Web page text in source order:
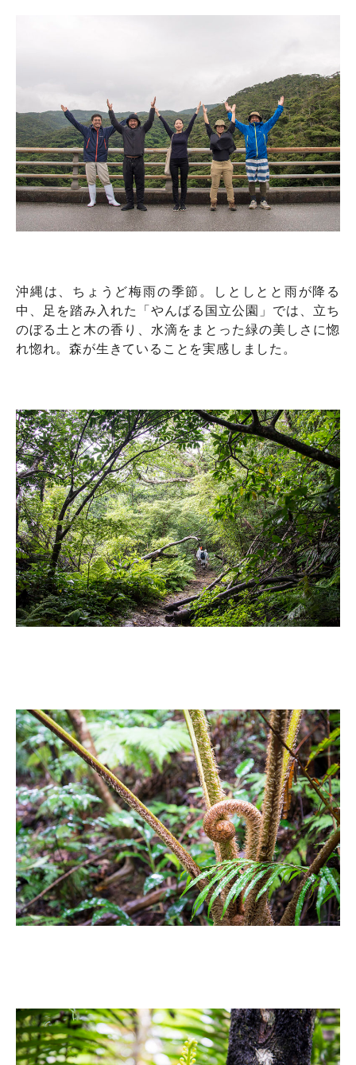
沖縄は、ちょうど梅雨の季節。しとしとと雨が降る
中、足を踏み入れた「やんばる国立公園」では、立ち
のぼる土と木の香り、水滴をまとった緑の美しさに惚
れ惚れ。森が生きていることを実感しました。